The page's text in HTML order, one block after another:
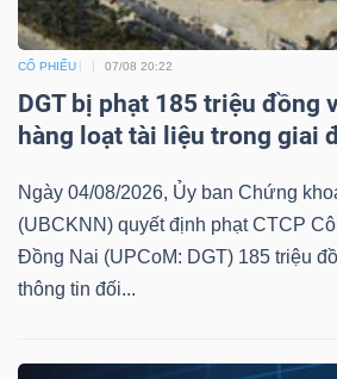
CỔ PHIẾU 07/08 20:22
DGT bị phạt 185 triệu đồng
hàng loạt tài liệu trong giai
Ngày 04/08/2026, Ủy ban Chứng
(UBCKNN) quyết định phạt CTCP
Đồng Nai (UPCoM: DGT) 185 triệu
thông tin đối...